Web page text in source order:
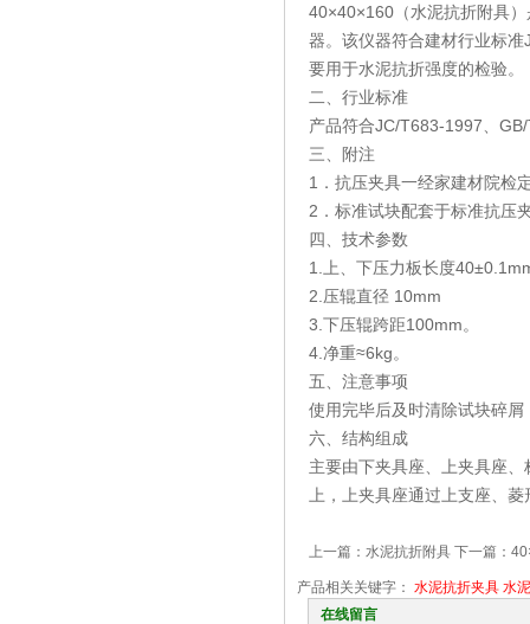
40×40×160（水泥抗折附具
器。该仪器符合建材行业标
要用于水泥抗折强度的检验。
二、行业标准
产品符合JC/T683-1997、
三、附注
1．抗压夹具一经家建材院检
2．标准试块配套于标准抗压
四、技术参数
1.上、下压力板长度
2.压辊直径 10mm
3.下压辊跨距100mm。
4.净重≈6kg。
五、注意事项
使用完毕后及时清除试块碎
六、结构组成
主要由下夹具座、上夹具座
上，上夹具座通过上支座、
上一篇： 水泥抗折附具 下一篇：
产品相关关键字： 水泥抗折夹具 水
在线留言